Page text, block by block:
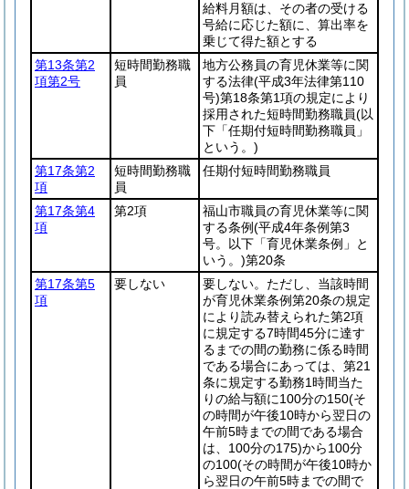
給料月額は、その者の受ける
号給に応じた額に、算出率を
乗じて得た額とする
第13条第2
項第2号
短時間勤務職
員
地方公務員の育児休業等に関
する法律(平成3年法律第110
号)第18条第1項の規定により
採用された短時間勤務職員(以
下「任期付短時間勤務職員」
という。)
第17条第2
項
短時間勤務職
員
任期付短時間勤務職員
第17条第4
項
第2項
福山市職員の育児休業等に関
する条例(平成4年条例第3
号。以下「育児休業条例」と
いう。)第20条
第17条第5
項
要しない
要しない。ただし、当該時間
が育児休業条例第20条の規定
により読み替えられた第2項
に規定する7時間45分に達す
るまでの間の勤務に係る時間
である場合にあっては、第21
条に規定する勤務1時間当た
りの給与額に100分の150(そ
の時間が午後10時から翌日の
午前5時までの間である場合
は、100分の175)から100分
の100(その時間が午後10時か
ら翌日の午前5時までの間で